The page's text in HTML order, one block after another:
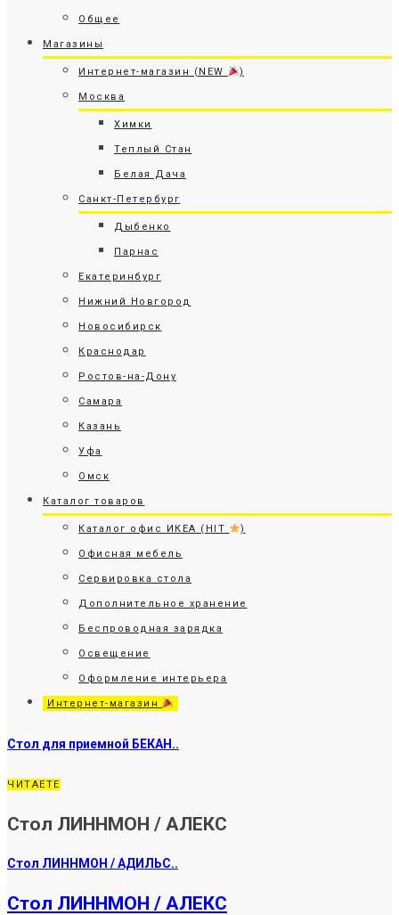
Общее
Магазины
Интернет-магазин (NEW )
Москва
Химки
Теплый Стан
Белая Дача
Санкт-Петербург
Дыбенко
Парнас
Екатеринбург
Нижний Новгород
Новосибирск
Краснодар
Ростов-на-Дону
Самара
Казань
Уфа
Омск
Каталог товаров
Каталог офис ИКЕА (HIT )
Офисная мебель
Сервировка стола
Дополнительное хранение
Беспроводная зарядка
Освещение
Оформление интерьера
Интернет-магазин
Стол для приемной БЕКАН..
ЧИТАЕТЕ
Стол ЛИННМОН / АЛЕКС
Стол ЛИННМОН / АДИЛЬС..
Стол ЛИННМОН / АЛЕКС